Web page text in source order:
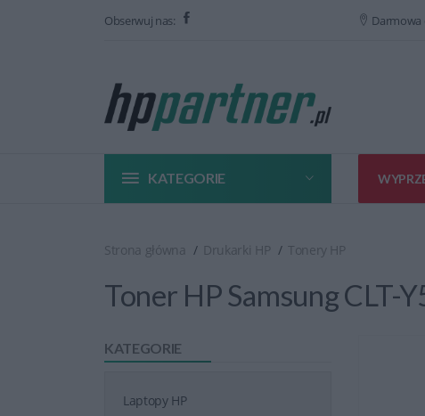
Obserwuj nas: Darmowa
KATEGORIE
Strona główna Drukarki HP Tonery HP
Toner HP Samsung CLT-
KATEGORIE
Laptopy HP